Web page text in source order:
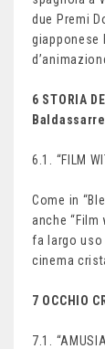
due Premi
giapponese
6 STORIA
Baldassarre
6.1. “FILM
Come in
anche
fa largo uso
cinema
7 OCCHIO
7.1.